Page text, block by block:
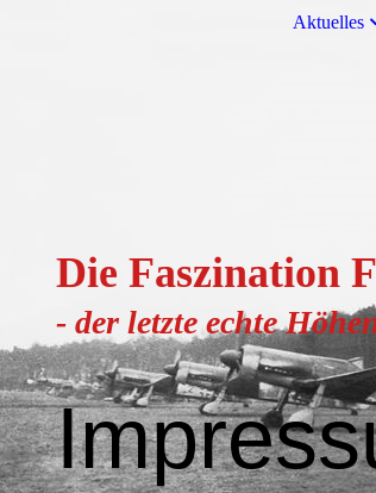
Aktuelles
Die Faszination
- der letzte echte H